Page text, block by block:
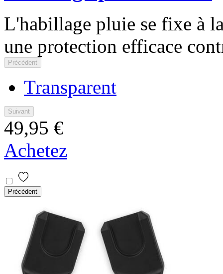
L'habillage pluie se fixe à
une protection efficace
Précédent
Transparent
Suivant
49,95 €
Achetez
Précédent